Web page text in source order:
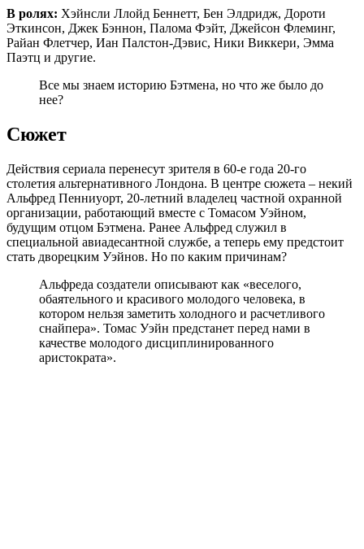
В ролях: Хэйнсли Ллойд Беннетт, Бен Элдридж, Дороти
Эткинсон, Джек Бэннон, Палома Фэйт, Джейсон Флеминг,
Райан Флетчер, Иан Палстон-Дэвис, Ники Виккери, Эмма
Паэтц и другие.
Все мы знаем историю Бэтмена, но что же было до
нее?
Сюжет
Действия сериала перенесут зрителя в 60-е года 20-го
столетия альтернативного Лондона. В центре сюжета – некий
Альфред Пенниуорт, 20-летний владелец частной охранной
организации, работающий вместе с Томасом Уэйном,
будущим отцом Бэтмена. Ранее Альфред служил в
специальной авиадесантной службе, а теперь ему предстоит
стать дворецким Уэйнов. Но по каким причинам?
Альфреда создатели описывают как «веселого,
обаятельного и красивого молодого человека, в
котором нельзя заметить холодного и расчетливого
снайпера». Томас Уэйн предстанет перед нами в
качестве молодого дисциплинированного
аристократа».